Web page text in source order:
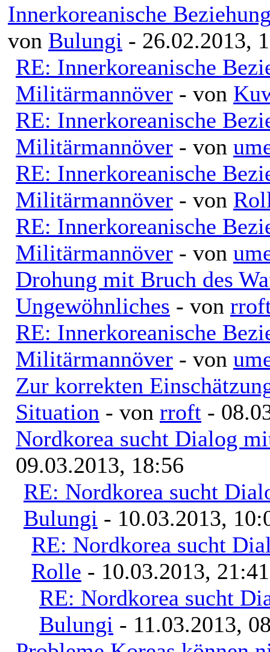
Innerkoreanische
von Bulungi - 26.02.2013,
RE: Innerkoreanische
Militärmannöver - von
RE: Innerkoreanische
Militärmannöver - von
RE: Innerkoreanische
Militärmannöver - von
RE: Innerkoreanische
Militärmannöver - von
Drohung mit Bruch des
Ungewöhnliches - von
RE: Innerkoreanische
Militärmannöver - von
Zur korrekten
Situation - von rroft -
Nordkorea sucht Dialog
09.03.2013, 18:56
RE: Nordkorea sucht
Bulungi - 10.03.2013,
RE: Nordkorea sucht
Rolle - 10.03.2013, 21:41
RE: Nordkorea sucht
Bulungi - 11.03.2013,